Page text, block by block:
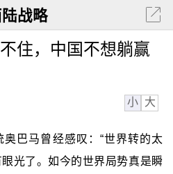
陆战略
住，中国不想躺赢
小 大
巴马曾经感叹：“世界转的太
光了。如今的世界局势真是瞬